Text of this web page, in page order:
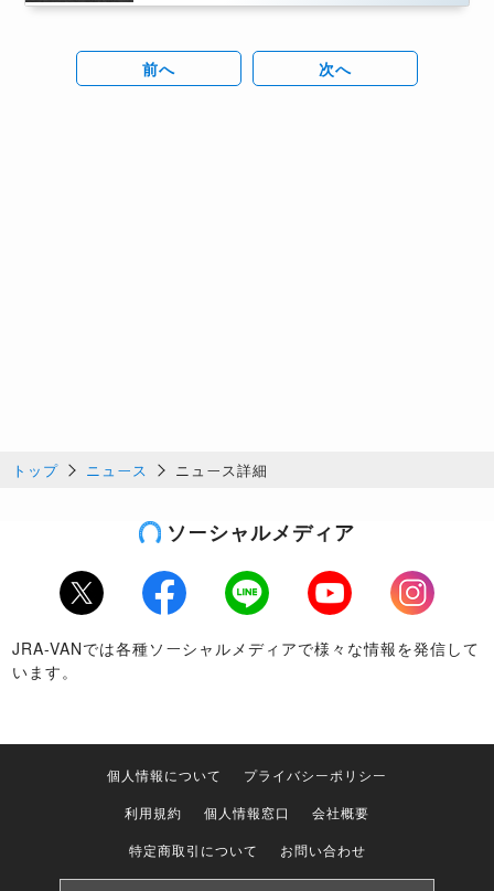
前へ 次へ
トップ ニュース ニュース詳細
ソーシャルメディア
Twitter Facebook LINE Youtube
Instagram
JRA-VANでは各種ソーシャルメディアで様々な情報を発信して
います。
個人情報について
プライバシーポリシー
利用規約
個人情報窓口
会社概要
特定商取引について
お問い合わせ